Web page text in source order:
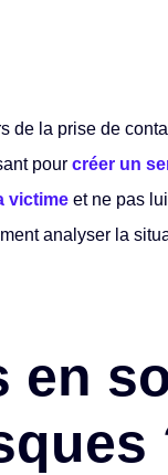
de la prise de
pourcréer un
victime et ne pas
analyser la
en